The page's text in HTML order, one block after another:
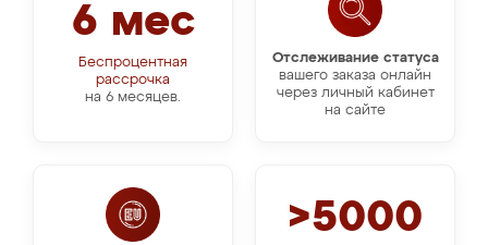
Отслеживание статуса
вашего заказа онлайн
через личный кабинет
на сайте
6 мес
Беспроцентная
рассрочка
на 6 месяцев.
>5000